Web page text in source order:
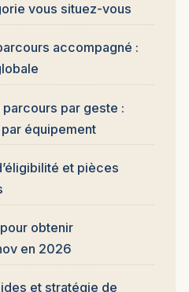
vous situez-vous
accompagné :
parcours par geste :
équipement
et pièces
obtenir
en 2026
et stratégie de